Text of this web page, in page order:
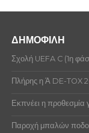
ΔΗΜΟΦΙΛΗ
Σχολή UEFA C (1η
Πλήρης η Ά DE-TOX
Εκπνέει η προθεσμία
Παροχή μπαλών